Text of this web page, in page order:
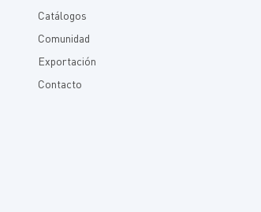
Catálogos
Comunidad
Exportación
Contacto